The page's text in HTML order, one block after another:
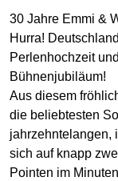
30 Jahre Emmi &
Hurra!
Perlenhochzeit
Bühnenjubiläum!
Aus diesem
die beliebtesten
jahrzehntelangen,
sich auf knapp
Pointen im